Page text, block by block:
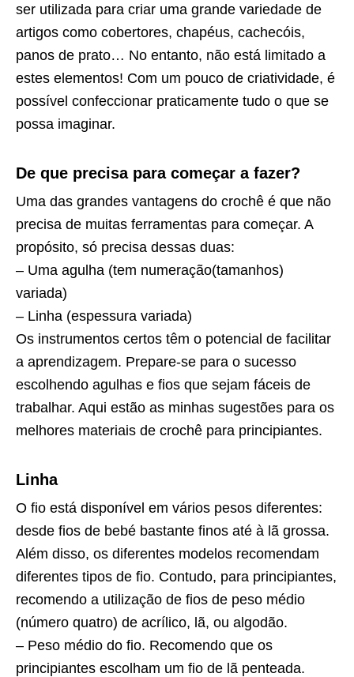
ser utilizada para criar uma grande variedade de
artigos como cobertores, chapéus, cachecóis,
panos de prato… No entanto, não está limitado a
estes elementos! Com um pouco de criatividade, é
possível confeccionar praticamente tudo o que se
possa imaginar.
De que precisa para começar a fazer?
Uma das grandes vantagens do crochê é que não
precisa de muitas ferramentas para começar. A
propósito, só precisa dessas duas:
– Uma agulha (tem numeração(tamanhos)
variada)
– Linha (espessura variada)
Os instrumentos certos têm o potencial de facilitar
a aprendizagem. Prepare-se para o sucesso
escolhendo agulhas e fios que sejam fáceis de
trabalhar. Aqui estão as minhas sugestões para os
melhores materiais de crochê para principiantes.
Linha
O fio está disponível em vários pesos diferentes:
desde fios de bebé bastante finos até à lã grossa.
Além disso, os diferentes modelos recomendam
diferentes tipos de fio. Contudo, para principiantes,
recomendo a utilização de fios de peso médio
(número quatro) de acrílico, lã, ou algodão.
– Peso médio do fio. Recomendo que os
principiantes escolham um fio de lã penteada.